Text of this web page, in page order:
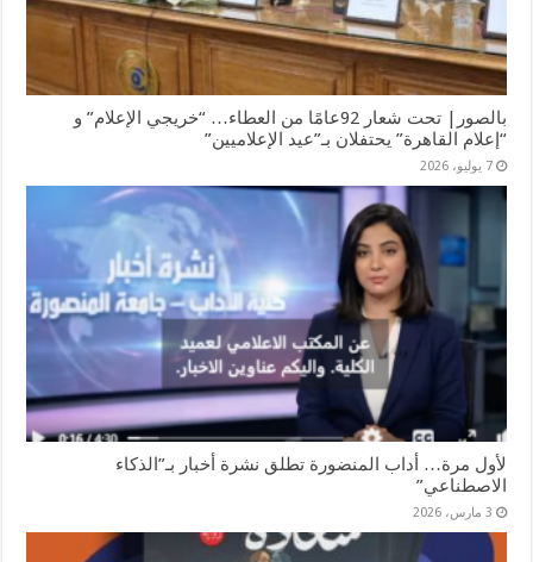
بالصور| تحت شعار 92عامًا من العطاء… “خريجي الإعلام” و
“إعلام القاهرة” يحتفلان بـ”عيد الإعلاميين”
7 يوليو، 2026
لأول مرة… أداب المنضورة تطلق نشرة أخبار بـ”الذكاء
الاصطناعي”
3 مارس، 2026